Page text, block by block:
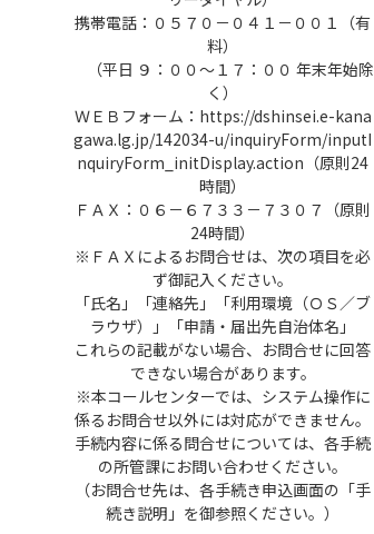
携帯電話：０５７０－０４１－００１（有
料）
（平日 ９：００～１７：００ 年末年始除
く）
ＷＥＢフォーム：https://dshinsei.e-kana
gawa.lg.jp/142034-u/inquiryForm/inputI
nquiryForm_initDisplay.action（原則24
時間）
ＦＡＸ：０６－６７３３－７３０７（原則
24時間）
※ＦＡＸによるお問合せは、次の項目を必
ず御記入ください。
「氏名」「連絡先」「利用環境（ＯＳ／ブ
ラウザ）」「申請・届出先自治体名」
これらの記載がない場合、お問合せに回答
できない場合があります。
※本コールセンターでは、システム操作に
係るお問合せ以外には対応ができません。
手続内容に係る問合せについては、各手続
の所管課にお問い合わせください。
（お問合せ先は、各手続き申込画面の「手
続き説明」を御参照ください。）